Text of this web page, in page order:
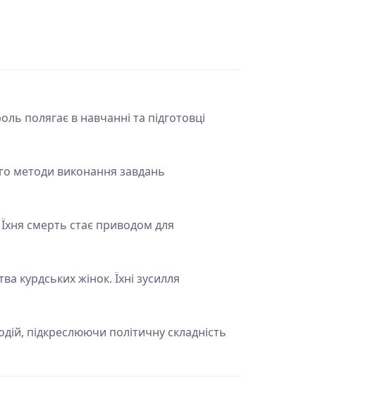
полягає в навчанні та підготовці
методи виконання завдань
смерть стає приводом для
курдських жінок. Їхні зусилля
підкреслюючи політичну складність